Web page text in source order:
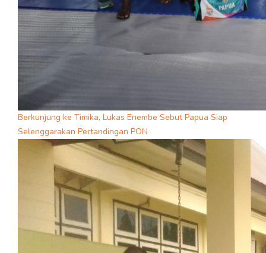
Berkunjung ke Timika, Lukas Enembe Sebut Papua Siap
Selenggarakan Pertandingan PON